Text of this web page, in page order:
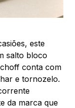
este
salto bloco
conta com
e tornozelo.
da marca que